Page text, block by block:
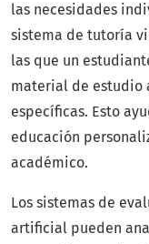
las necesidades
sistema de tutoría
las que un
material de estudio
específicas. Esto
educación
académico.
Los sistemas de
artificial pueden